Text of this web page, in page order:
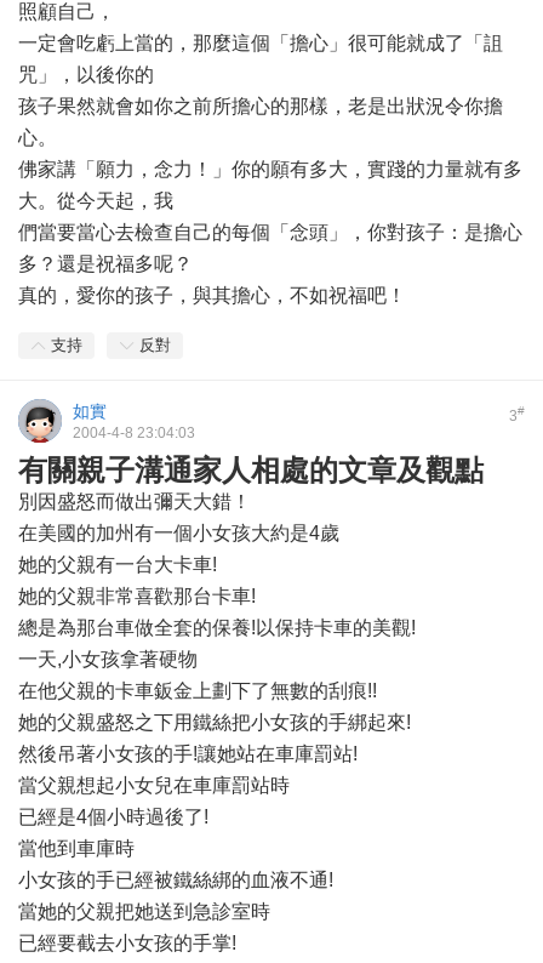
照顧自己，
一定會吃虧上當的，那麼這個「擔心」很可能就成了「詛
咒」，以後你的
孩子果然就會如你之前所擔心的那樣，老是出狀況令你擔
心。
佛家講「願力，念力！」你的願有多大，實踐的力量就有多
大。從今天起，我
們當要當心去檢查自己的每個「念頭」，你對孩子：是擔心
多？還是祝福多呢？
真的，愛你的孩子，與其擔心，不如祝福吧！
支持 反對
3#
如實
2004-4-8 23:04:03
有關親子溝通家人相處的文章及觀點
別因盛怒而做出彌天大錯！
在美國的加州有一個小女孩大約是4歲
她的父親有一台大卡車!
她的父親非常喜歡那台卡車!
總是為那台車做全套的保養!以保持卡車的美觀!
一天,小女孩拿著硬物
在他父親的卡車鈑金上劃下了無數的刮痕!!
她的父親盛怒之下用鐵絲把小女孩的手綁起來!
然後吊著小女孩的手!讓她站在車庫罰站!
當父親想起小女兒在車庫罰站時
已經是4個小時過後了!
當他到車庫時
小女孩的手已經被鐵絲綁的血液不通!
當她的父親把她送到急診室時
已經要截去小女孩的手掌!